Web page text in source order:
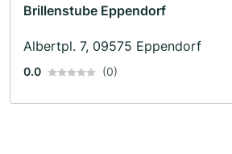
Brillenstube Eppendorf
Albertpl. 7, 09575 Eppendorf
0.0 (0)